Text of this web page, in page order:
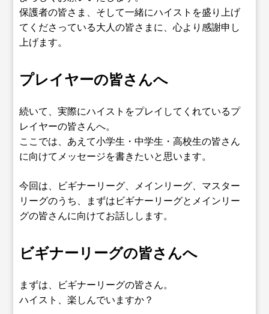
保護者の皆さま、そして一緒にハイストを盛り上げ
てくださっている大人の皆さまに、心より感謝申し
上げます。
プレイヤーの皆さんへ
続いて、実際にハイストをプレイしてくれているプ
レイヤーの皆さんへ。
ここでは、あえて小学生・中学生・高校生の皆さん
に向けてメッセージを書きたいと思います。
今回は、ビギナーリーグ、メインリーグ、マスター
リーグのうち、まずはビギナーリーグとメインリー
グの皆さんに向けてお話しします。
ビギナーリーグの皆さんへ
まずは、ビギナーリーグの皆さん。
ハイスト、楽しんでいますか？